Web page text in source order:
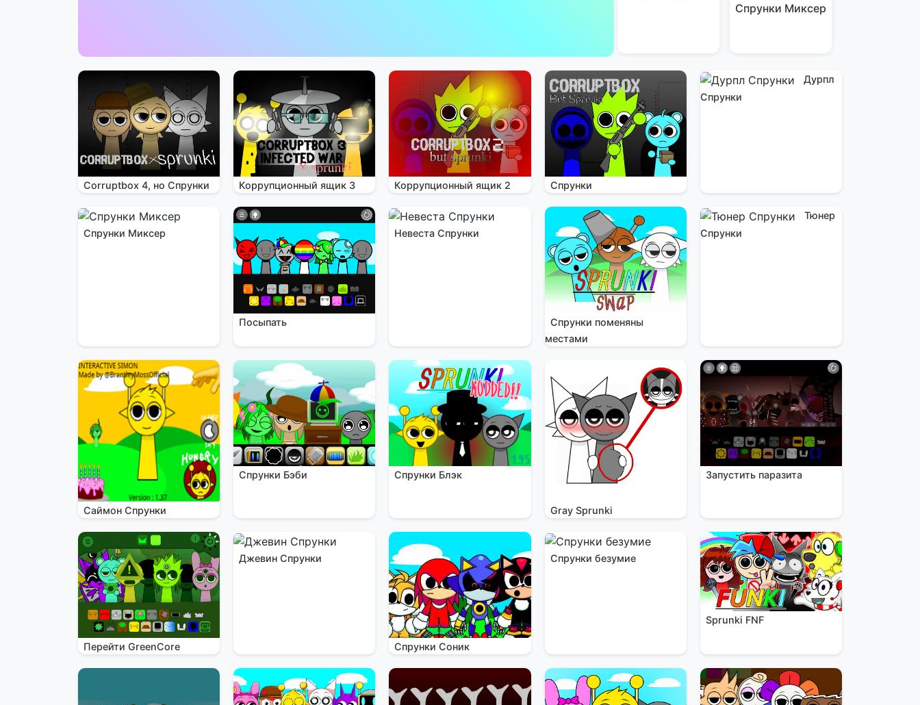
Спрунки Миксер
Corruptbox 4, но Спрунки Коррупционный ящик 3 Коррупционный ящик 2 Спрунки
Дурпл
Спрунки
Спрунки Миксер
Посыпать
Невеста Спрунки
Спрунки поменяны
местами
Тюнер
Спрунки
Саймон Спрунки
Спрунки Бэби Спрунки Блэк
Gray Sprunki
Запустить паразита
Перейти GreenCore
Джевин Спрунки
Спрунки Соник
Спрунки безумие
Sprunki FNF